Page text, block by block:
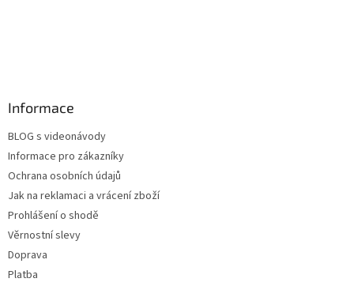
Informace
BLOG s videonávody
Informace pro zákazníky
Ochrana osobních údajů
Jak na reklamaci a vrácení zboží
Prohlášení o shodě
Věrnostní slevy
Doprava
Platba